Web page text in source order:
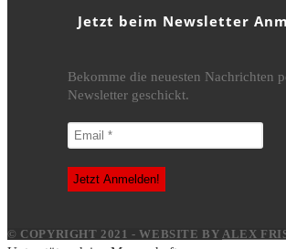
Jetzt beim Newsletter
Bekomme die neuesten Nachrichten
Newsletter geschickt.
© COPYRIGHT 2021 - WEBSITE BYALEX